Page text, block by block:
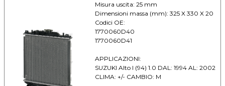
Misura uscita: 25 mm
Dimensioni massa (mm): 325 X 330 X 20
Codici OE:
1770060D40
1770060D41
APPLICAZIONI:
SUZUKI Alto I (94) 1.0 DAL: 1994 AL: 2002
CLIMA: +/- CAMBIO: M